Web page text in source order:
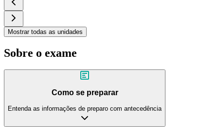
Mostrar todas as unidades
Sobre o exame
Como se preparar
Entenda as informações de preparo com antecedência